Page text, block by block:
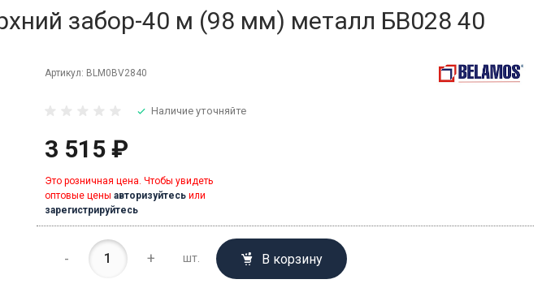
забор-40 м (98 мм) металл БВ028 40
Артикул: BLM0BV2840
Наличие уточняйте
3 515 ₽
Это розничная цена. Чтобы увидеть
оптовые цены авторизуйтесьили
зарегистрируйтесь
- + шт. В корзину